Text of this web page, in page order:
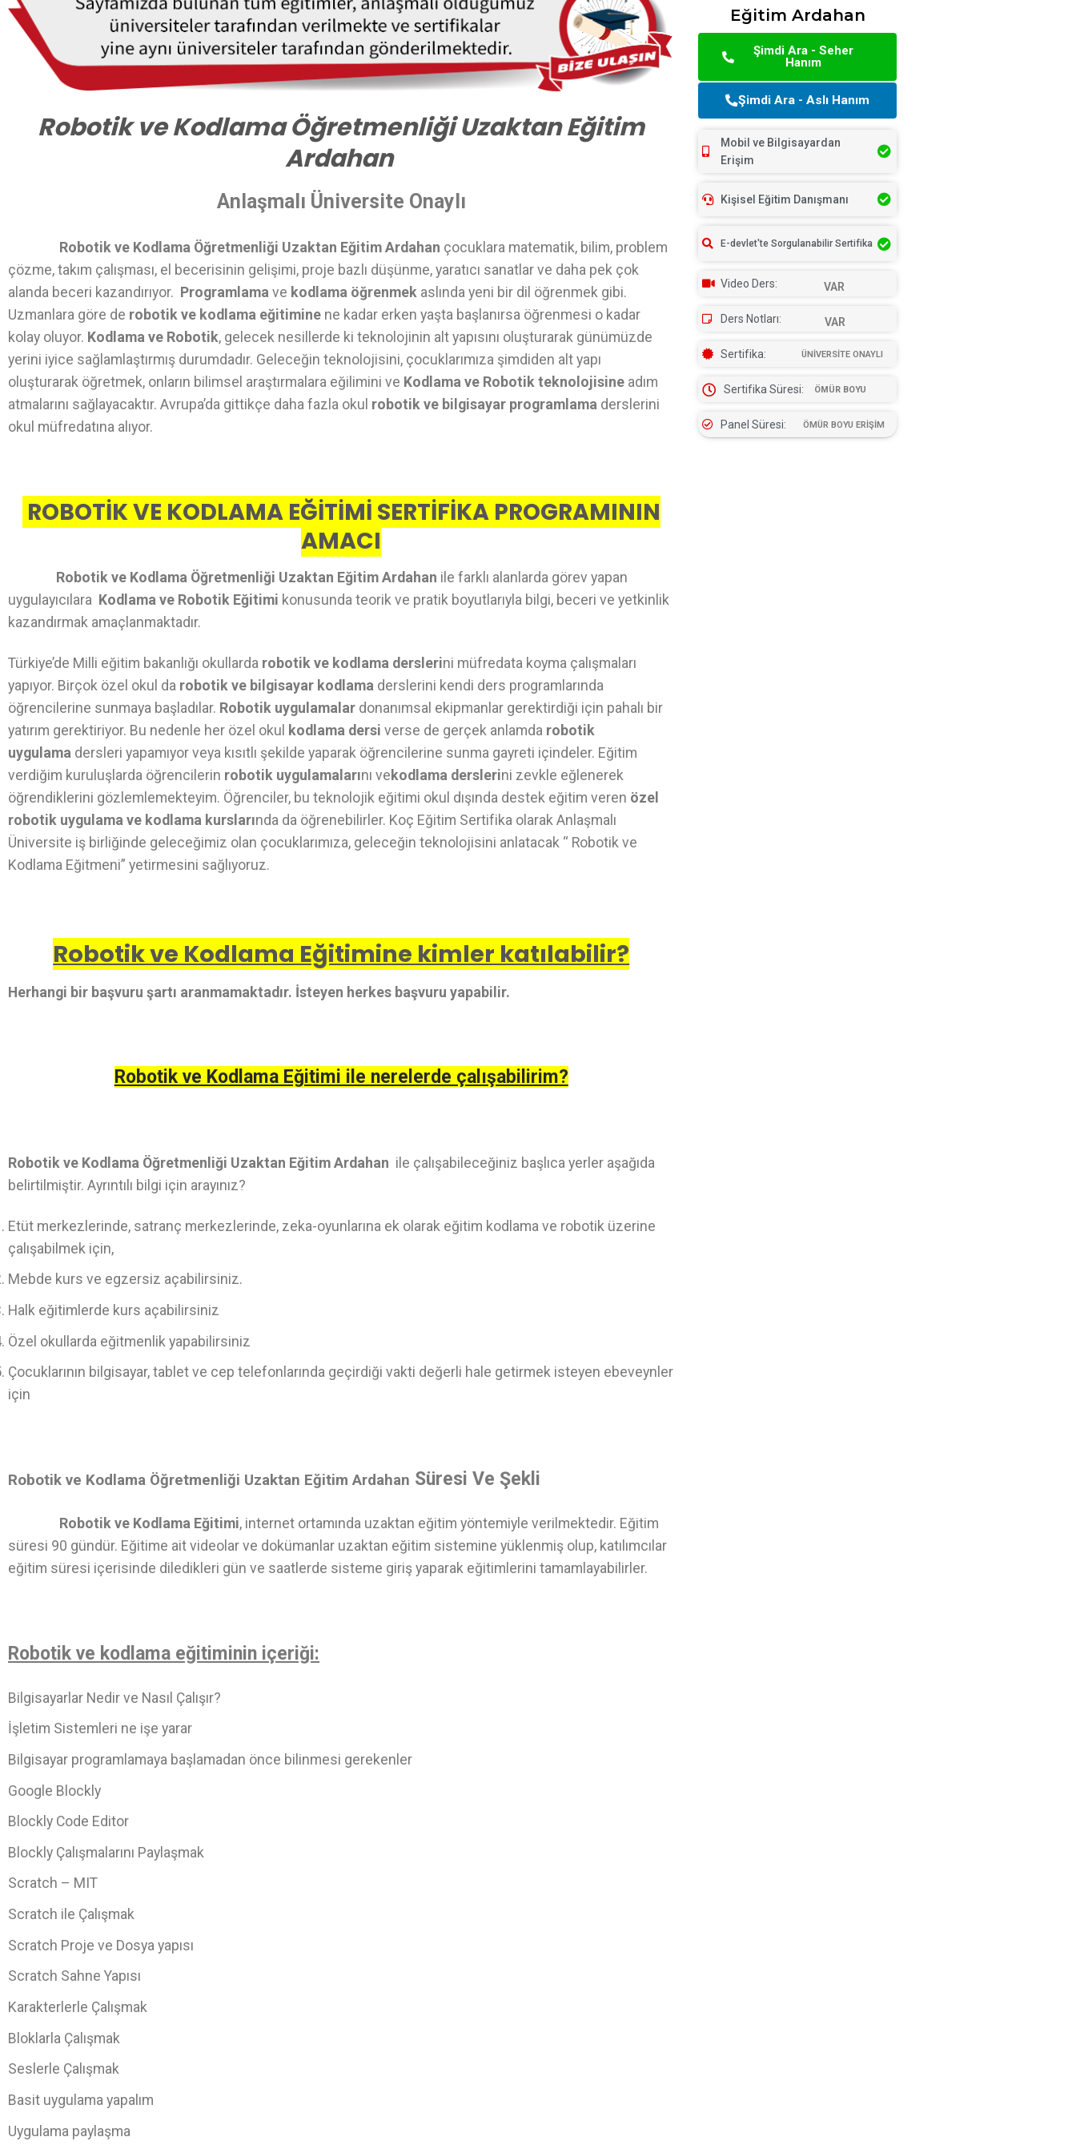
Robotik ve Kodlama Öğretmenliği Uzaktan Eğitim
Ardahan
Anlaşmalı Üniversite Onaylı
Robotik ve Kodlama Öğretmenliği Uzaktan Eğitim Ardahan çocuklara matematik, bilim, problem
çözme, takım çalışması, el becerisinin gelişimi, proje bazlı düşünme, yaratıcı sanatlar ve daha pek çok
alanda beceri kazandırıyor. Programlama ve kodlama öğrenmek aslında yeni bir dil öğrenmek gibi.
Uzmanlara göre de robotik ve kodlama eğitimine ne kadar erken yaşta başlanırsa öğrenmesi o kadar
kolay oluyor. Kodlama ve Robotik, gelecek nesillerde ki teknolojinin alt yapısını oluşturarak günümüzde
yerini iyice sağlamlaştırmış durumdadır. Geleceğin teknolojisini, çocuklarımıza şimdiden alt yapı
oluşturarak öğretmek, onların bilimsel araştırmalara eğilimini ve Kodlama ve Robotik teknolojisine adım
atmalarını sağlayacaktır. Avrupa’da gittikçe daha fazla okul robotik ve bilgisayar programlama derslerini
okul müfredatına alıyor.
ROBOTİK VE KODLAMA EĞİTİMİ SERTİFİKA PROGRAMININ
AMACI
Robotik ve Kodlama Öğretmenliği Uzaktan Eğitim Ardahan ile farklı alanlarda görev yapan
uygulayıcılara Kodlama ve Robotik Eğitimi konusunda teorik ve pratik boyutlarıyla bilgi, beceri ve yetkinlik
kazandırmak amaçlanmaktadır.
Türkiye’de Milli eğitim bakanlığı okullarda robotik ve kodlama derslerini müfredata koyma çalışmaları
yapıyor. Birçok özel okul da robotik ve bilgisayar kodlama derslerini kendi ders programlarında
öğrencilerine sunmaya başladılar. Robotik uygulamalar donanımsal ekipmanlar gerektirdiği için pahalı bir
yatırım gerektiriyor. Bu nedenle her özel okul kodlama dersi verse de gerçek anlamda robotik
uygulama dersleri yapamıyor veya kısıtlı şekilde yaparak öğrencilerine sunma gayreti içindeler. Eğitim
verdiğim kuruluşlarda öğrencilerin robotik uygulamalarını ve kodlama derslerini zevkle eğlenerek
öğrendiklerini gözlemlemekteyim. Öğrenciler, bu teknolojik eğitimi okul dışında destek eğitim veren özel
robotik uygulama ve kodlama kurslarında da öğrenebilirler. Koç Eğitim Sertifika olarak Anlaşmalı
Üniversite iş birliğinde geleceğimiz olan çocuklarımıza, geleceğin teknolojisini anlatacak “ Robotik ve
Kodlama Eğitmeni” yetirmesini sağlıyoruz.
Robotik ve Kodlama Eğitimine kimler katılabilir?
Herhangi bir başvuru şartı aranmamaktadır. İsteyen herkes başvuru yapabilir.
Robotik ve Kodlama Eğitimi ile nerelerde çalışabilirim?
Robotik ve Kodlama Öğretmenliği Uzaktan Eğitim Ardahan ile çalışabileceğiniz başlıca yerler aşağıda
belirtilmiştir. Ayrıntılı bilgi için arayınız?
Etüt merkezlerinde, satranç merkezlerinde, zeka-oyunlarına ek olarak eğitim kodlama ve robotik üzerine
çalışabilmek için,
Mebde kurs ve egzersiz açabilirsiniz.
Halk eğitimlerde kurs açabilirsiniz
Özel okullarda eğitmenlik yapabilirsiniz
Çocuklarının bilgisayar, tablet ve cep telefonlarında geçirdiği vakti değerli hale getirmek isteyen ebeveynler
için
Robotik ve Kodlama Öğretmenliği Uzaktan Eğitim Ardahan Süresi Ve Şekli
Robotik ve Kodlama Eğitimi, internet ortamında uzaktan eğitim yöntemiyle verilmektedir. Eğitim
süresi 90 gündür. Eğitime ait videolar ve dokümanlar uzaktan eğitim sistemine yüklenmiş olup, katılımcılar
eğitim süresi içerisinde diledikleri gün ve saatlerde sisteme giriş yaparak eğitimlerini tamamlayabilirler.
Robotik ve kodlama eğitiminin içeriği:
Bilgisayarlar Nedir ve Nasıl Çalışır?
İşletim Sistemleri ne işe yarar
Bilgisayar programlamaya başlamadan önce bilinmesi gerekenler
Google Blockly
Blockly Code Editor
Blockly Çalışmalarını Paylaşmak
Scratch – MIT
Scratch ile Çalışmak
Scratch Proje ve Dosya yapısı
Scratch Sahne Yapısı
Karakterlerle Çalışmak
Bloklarla Çalışmak
Seslerle Çalışmak
Basit uygulama yapalım
Uygulama paylaşma
Eğitim Ardahan
Şimdi Ara - Seher
Hanım
Şimdi Ara - Aslı Hanım
Mobil ve Bilgisayardan
Erişim
Kişisel Eğitim Danışmanı
E-devlet'te Sorgulanabilir Sertifika
Video Ders: VAR
Ders Notları: VAR
Sertifika: ÜNİVERSİTE ONAYLI
Sertifika Süresi: ÖMÜR BOYU
Panel Süresi: ÖMÜR BOYU ERİŞİM